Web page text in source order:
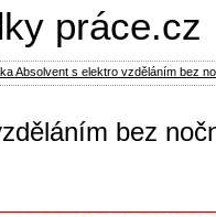
bez
práce.cz
Absolvent s elektro vzděláním bez